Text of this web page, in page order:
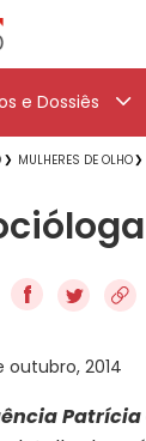
e Dossiês
MULHERES DE OLHO
f
outubro, 2014
Patrícia